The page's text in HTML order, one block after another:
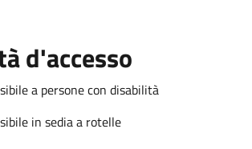
d'accesso
a persone con disabilità
in sedia a rotelle